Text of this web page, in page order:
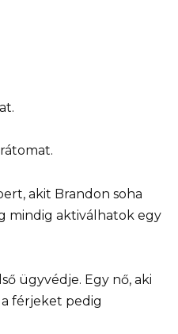
akit Brandon soha
mindig aktiválhatok egy
ügyvédje. Egy nő, aki
férjeket pedig